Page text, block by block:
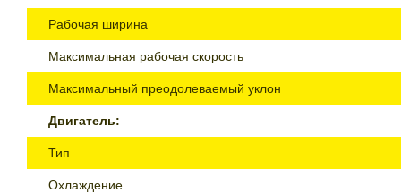
Рабочая ширина
Максимальная рабочая скорость
Максимальный преодолеваемый уклон
Двигатель:
Тип
Охлаждение